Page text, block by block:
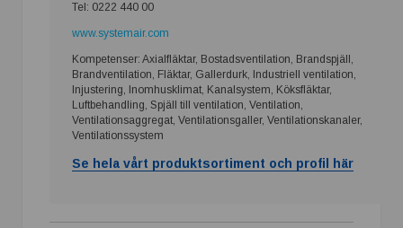
Tel: 0222 440 00
www.systemair.com
Kompetenser: Axialfläktar, Bostadsventilation, Brandspjäll,
Brandventilation, Fläktar, Gallerdurk, Industriell ventilation,
Injustering, Inomhusklimat, Kanalsystem, Köksfläktar,
Luftbehandling, Spjäll till ventilation, Ventilation,
Ventilationsaggregat, Ventilationsgaller, Ventilationskanaler,
Ventilationssystem
Se hela vårt produktsortiment och profil här